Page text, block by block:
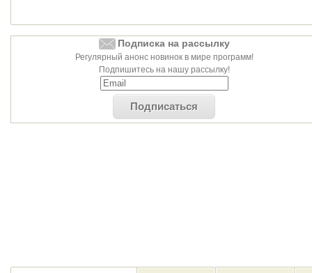
Подписка на рассылку
Регулярный анонс новинок в мире программ!
Подпишитесь на нашу рассылку!
Подписаться